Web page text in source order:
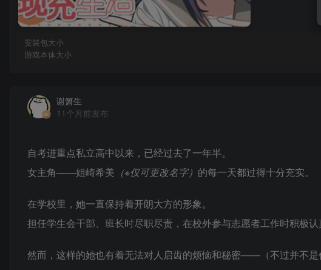
安装包大小
游戏本体大小
谢箫生
11个月前发布
自考进重点私立高中以来，已经过去了一年半。
女主角——姐崎希美 （※仅可更改名字） 的每一天都过得十分充实。
在学校里，她一直保持着开朗大方的形象。
担任学生会干部、班长时尽职尽责，在校外参与志愿者工作时积极认
然而，这样的她也有着无法对人启齿的烦恼和秘密——（不过并不是